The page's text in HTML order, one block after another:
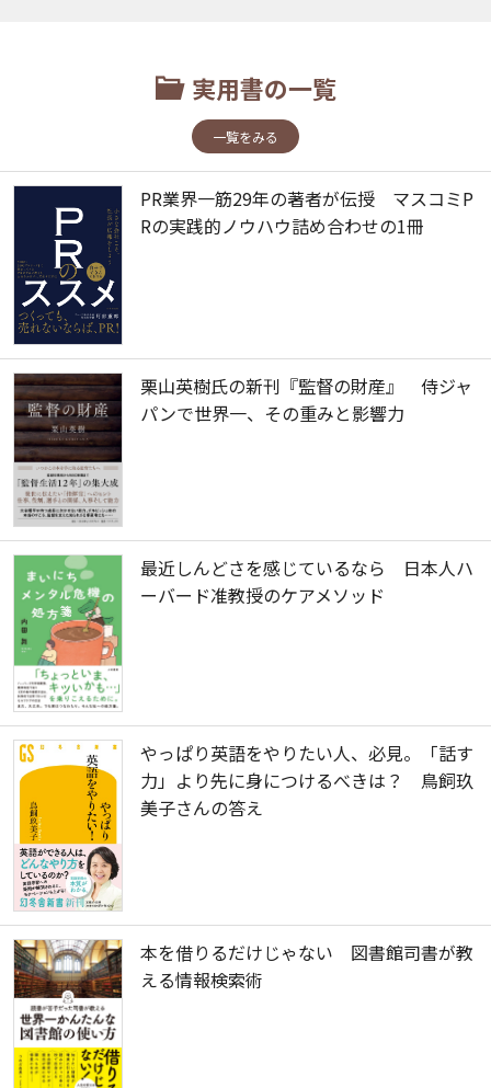
実用書の一覧
一覧をみる
PR業界一筋29年の著者が伝授 マスコミP
Rの実践的ノウハウ詰め合わせの1冊
栗山英樹氏の新刊『監督の財産』 侍ジャ
パンで世界一、その重みと影響力
最近しんどさを感じているなら 日本人ハ
ーバード准教授のケアメソッド
やっぱり英語をやりたい人、必見。「話す
力」より先に身につけるべきは？ 鳥飼玖
美子さんの答え
本を借りるだけじゃない 図書館司書が教
える情報検索術